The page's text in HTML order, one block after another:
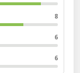
8
6
6